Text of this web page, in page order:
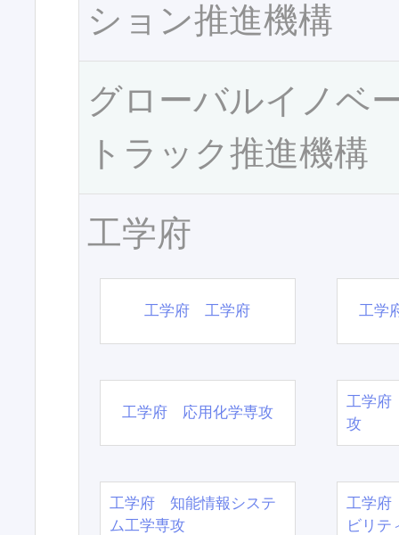
ション推進機構
グローバルイノベ
トラック推進機構
工学府
工学府 工学府 工学
工学府 応用化学専攻
工学府
攻
工学府 知能情報システ
ム工学専攻
工学府
ビリテ